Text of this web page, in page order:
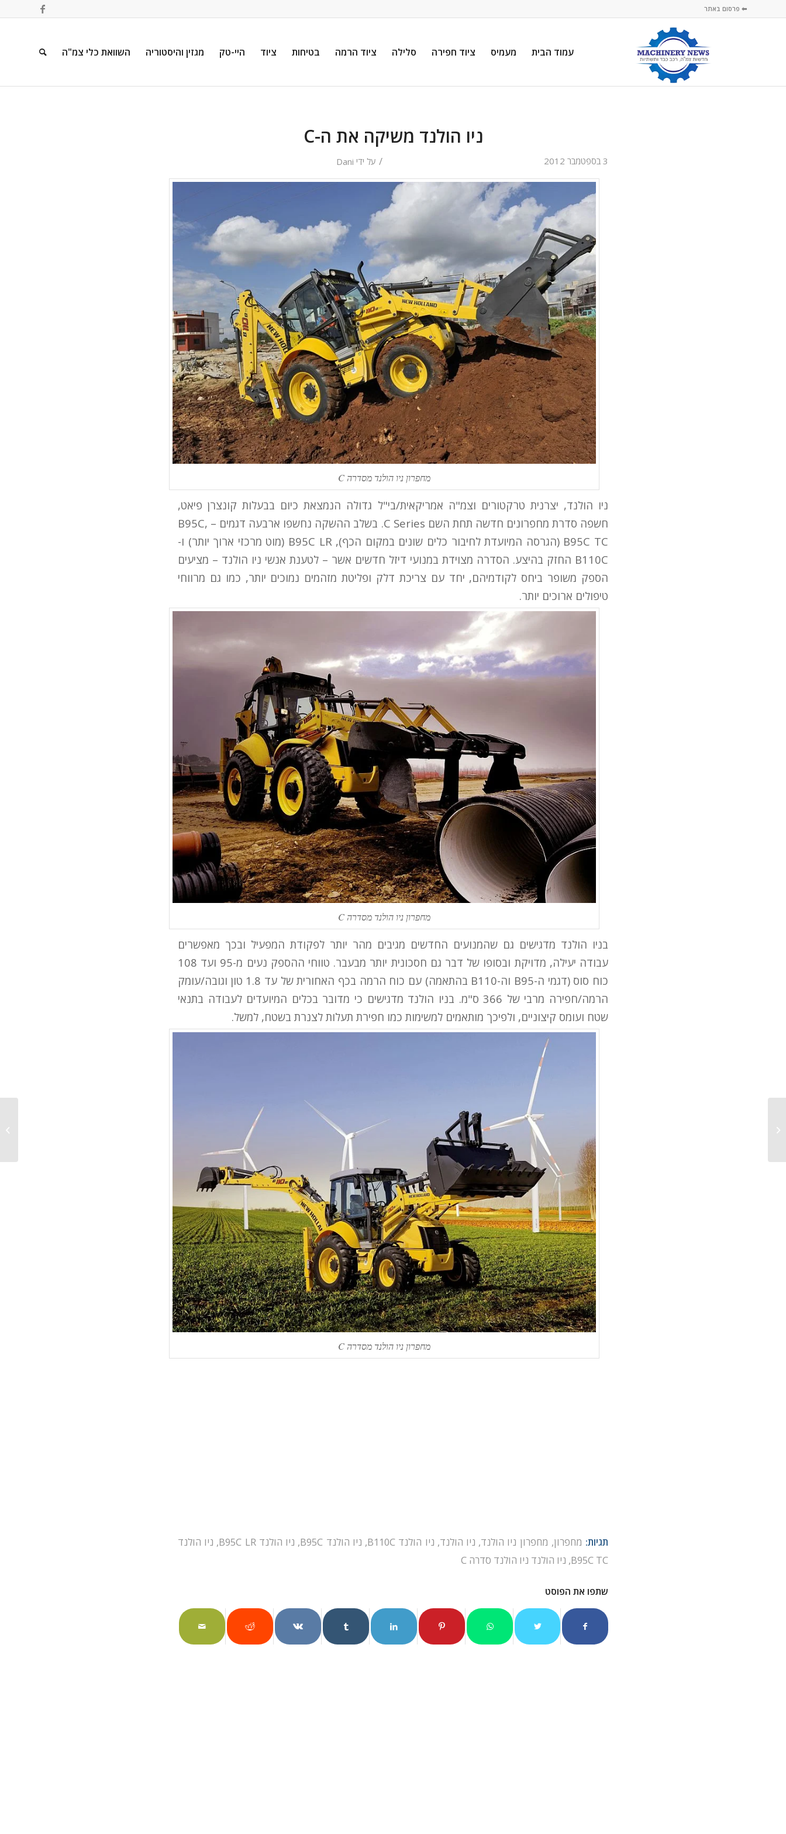
⬅ פרסום באתר
עמוד הבית מעמיס ציוד חפירה סלילה ציוד הרמה בטיחות ציוד היי-טק מגזין והיסטוריה השוואת כלי צמ"ה
ניו הולנד משיקה את ה-C
3 בספטמבר 2012 / על ידי Dani
מחפרון ניו הולנד מסדרה C
ניו הולנד, יצרנית טרקטורים וצמ"ה אמריקאית/בי"ל גדולה הנמצאת כיום בבעלות קונצרן פיאט,
חשפה סדרת מחפרונים חדשה תחת השם C Series. בשלב ההשקה נחשפו ארבעה דגמים – B95C,
B95C TC (הגרסה המיועדת לחיבור כלים שונים במקום הכף), B95C LR (מוט מרכזי ארוך יותר) ו-
B110C החזק בהיצע. הסדרה מצוידת במנועי דיזל חדשים אשר – לטענת אנשי ניו הולנד – מציעים
הספק משופר ביחס לקודמיהם, יחד עם צריכת דלק ופליטת מזהמים נמוכים יותר, כמו גם מרווחי
טיפולים ארוכים יותר.
מחפרון ניו הולנד מסדרה C
בניו הולנד מדגישים גם שהמנועים החדשים מגיבים מהר יותר לפקודת המפעיל ובכך מאפשרים
עבודה יעילה, מדויקת ובסופו של דבר גם חסכונית יותר מבעבר. טווחי ההספק נעים מ-95 ועד 108
כוח סוס (דגמי ה-B95 וה-B110 בהתאמה) עם כוח הרמה בכף האחורית של עד 1.8 טון וגובה/עומק
הרמה/חפירה מרבי של 366 ס"מ. בניו הולנד מדגישים כי מדובר בכלים המיועדים לעבודה בתנאי
שטח ועומס קיצוניים, ולפיכך מותאמים למשימות כמו חפירת תעלות לצנרת בשטח, למשל.
מחפרון ניו הולנד מסדרה C
תגיות: מחפרון, מחפרון ניו הולנד, ניו הולנד, ניו הולנד B110C , ניו הולנד B95C , ניו הולנד B95C LR , ניו הולנד
B95C TC
, ניו הולנד ניו הולנד סדרה C
שתפו את הפוסט
Z7 – החדש של קוואסאקי